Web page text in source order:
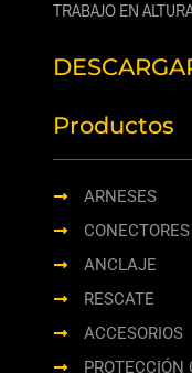
TRABAJO EN
Productos
ARNESES
CONECTORES
ANCLAJE
RESCATE
ACCESORIOS
PROTECCIÓN